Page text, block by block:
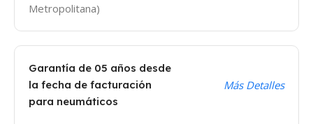
Metropolitana)
Garantía de 05 años desde
la fecha de facturación
para neumáticos
Más Detalles